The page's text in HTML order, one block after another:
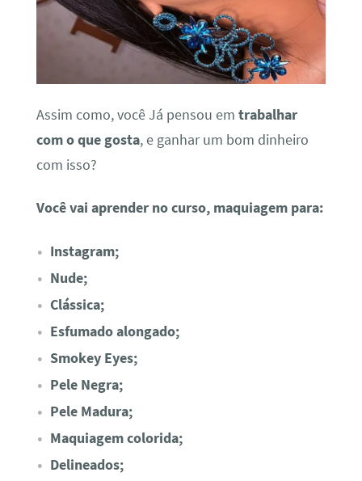
Assim como, você Já pensou em trabalhar
com o que gosta, e ganhar um bom dinheiro
com isso?
Você vai aprender no curso, maquiagem para:
Instagram;
Nude;
Clássica;
Esfumado alongado;
Smokey Eyes;
Pele Negra;
Pele Madura;
Maquiagem colorida;
Delineados;